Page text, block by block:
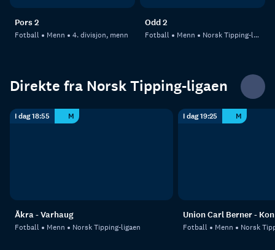
Pors 2
Fotball Menn 4. divisjon, menn
Odd 2
Fotball Menn Norsk Tipping-ligaen
Direkte fra Norsk Tipping-ligaen
I dag 18:55 M
Åkra - Varhaug
Fotball Menn Norsk Tipping-ligaen
I dag 19:25 M
Union Carl Berner -
Fotball Menn Norsk